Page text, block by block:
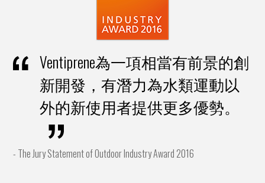
Ventiprene為一項相當有前景的創
新開發，有潛力為水類運動以
外的新使用者提供更多優勢。
- The Jury Statement of Outdoor Industry Award 2016